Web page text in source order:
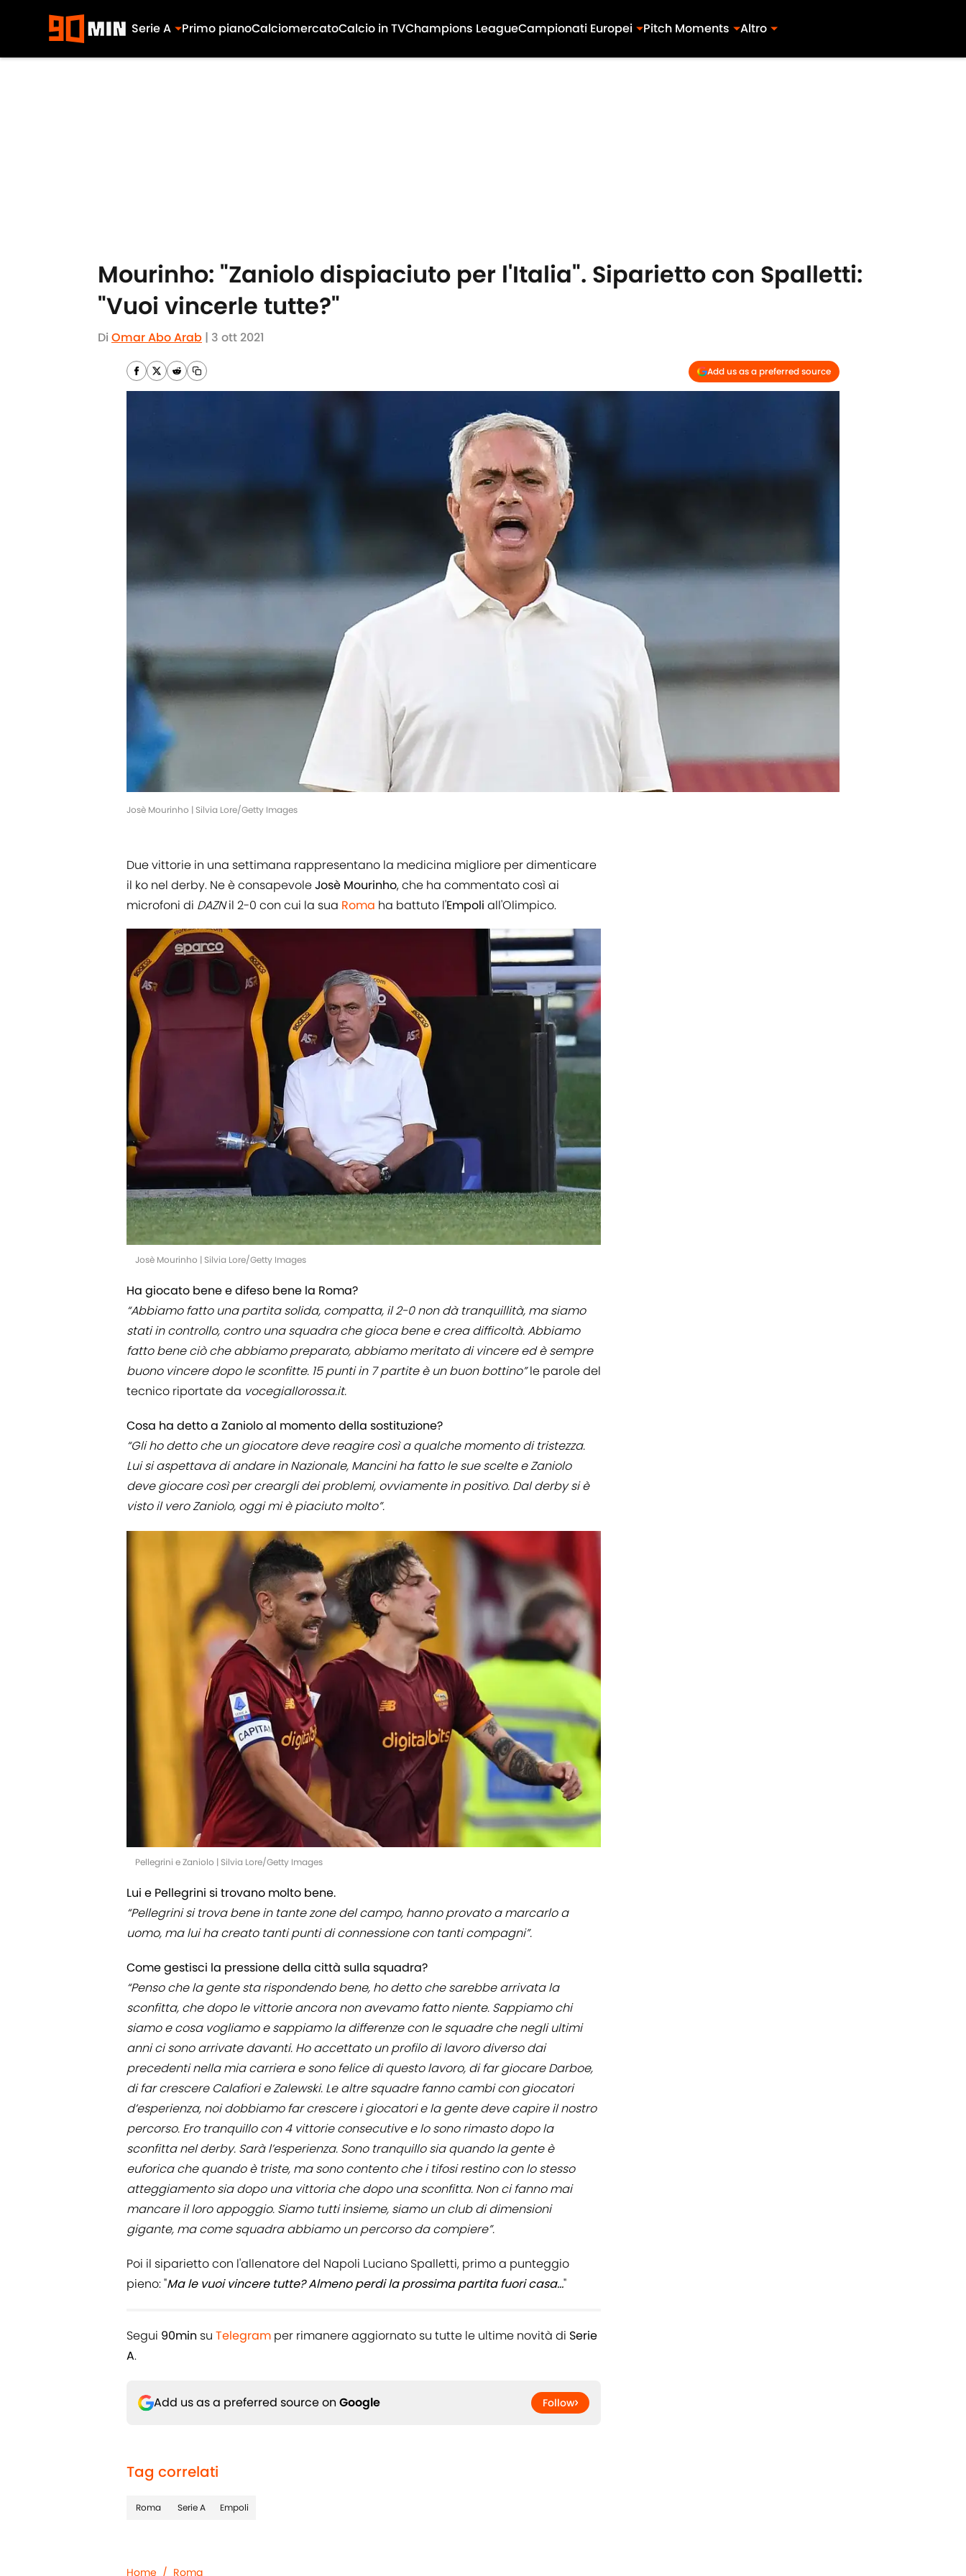
Serie A Primo pianoCalciomercatoCalcio in TVChampions LeagueCampionati Europei Pitch Moments Altro
Mourinho: "Zaniolo dispiaciuto per l'Italia". Siparietto con Spalletti:
"Vuoi vincerle tutte?"
Di Omar Abo Arab | 3 ott 2021
Add us as a preferred source
Josè Mourinho | Silvia Lore/Getty Images
Due vittorie in una settimana rappresentano la medicina migliore per dimenticare
il ko nel derby. Ne è consapevoleJosè Mourinho, che ha commentato così ai
microfoni di DAZNil 2-0 con cui la sua Roma ha battuto l'Empoli all'Olimpico.
Josè Mourinho | Silvia Lore/Getty Images
Ha giocato bene e difeso bene la Roma?
“Abbiamo fatto una partita solida, compatta, il 2-0 non dà tranquillità, ma siamo
stati in controllo, contro una squadra che gioca bene e crea difficoltà. Abbiamo
fatto bene ciò che abbiamo preparato, abbiamo meritato di vincere ed è sempre
buono vincere dopo le sconfitte. 15 punti in 7 partite è un buon bottino”le parole del
tecnico riportate da vocegiallorossa.it.
Cosa ha detto a Zaniolo al momento della sostituzione?
“Gli ho detto che un giocatore deve reagire così a qualche momento di tristezza.
Lui si aspettava di andare in Nazionale, Mancini ha fatto le sue scelte e Zaniolo
deve giocare così per creargli dei problemi, ovviamente in positivo. Dal derby si è
visto il vero Zaniolo, oggi mi è piaciuto molto”.
Pellegrini e Zaniolo | Silvia Lore/Getty Images
Lui e Pellegrini si trovano molto bene.
“Pellegrini si trova bene in tante zone del campo, hanno provato a marcarlo a
uomo, ma lui ha creato tanti punti di connessione con tanti compagni”.
Come gestisci la pressione della città sulla squadra?
“Penso che la gente sta rispondendo bene, ho detto che sarebbe arrivata la
sconfitta, che dopo le vittorie ancora non avevamo fatto niente. Sappiamo chi
siamo e cosa vogliamo e sappiamo la differenze con le squadre che negli ultimi
anni ci sono arrivate davanti. Ho accettato un profilo di lavoro diverso dai
precedenti nella mia carriera e sono felice di questo lavoro, di far giocare Darboe,
di far crescere Calafiori e Zalewski. Le altre squadre fanno cambi con giocatori
d’esperienza, noi dobbiamo far crescere i giocatori e la gente deve capire il nostro
percorso. Ero tranquillo con 4 vittorie consecutive e lo sono rimasto dopo la
sconfitta nel derby. Sarà l’esperienza. Sono tranquillo sia quando la gente è
euforica che quando è triste, ma sono contento che i tifosi restino con lo stesso
atteggiamento sia dopo una vittoria che dopo una sconfitta. Non ci fanno mai
mancare il loro appoggio. Siamo tutti insieme, siamo un club di dimensioni
gigante, ma come squadra abbiamo un percorso da compiere”.
Poi il siparietto con l'allenatore del Napoli Luciano Spalletti, primo a punteggio
pieno: "Ma le vuoi vincere tutte? Almeno perdi la prossima partita fuori casa..."
Segui 90min su Telegram per rimanere aggiornato su tutte le ultime novità di Serie
A.
Add us as a preferred source on Google Follow
Tag correlati
Roma Serie A Empoli
Home / Roma